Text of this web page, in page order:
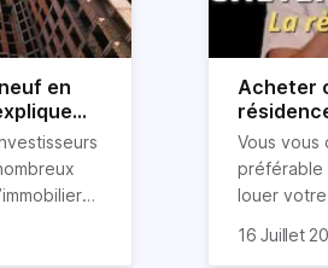
en
à choisir
Acheter
règle
révélée
Vous vous
préférable
louer
expert en
16 Juillet